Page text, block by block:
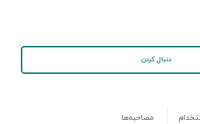
دنبال کردن
مصاحبه‌ها